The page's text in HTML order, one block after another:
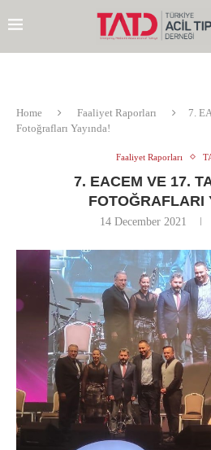
Home Faaliyet Raporları
7.
Fotoğrafları Yayında!
Faaliyet Raporları
7. EACEM VE 17.
FOTOĞRAFLARI
14 December 2021